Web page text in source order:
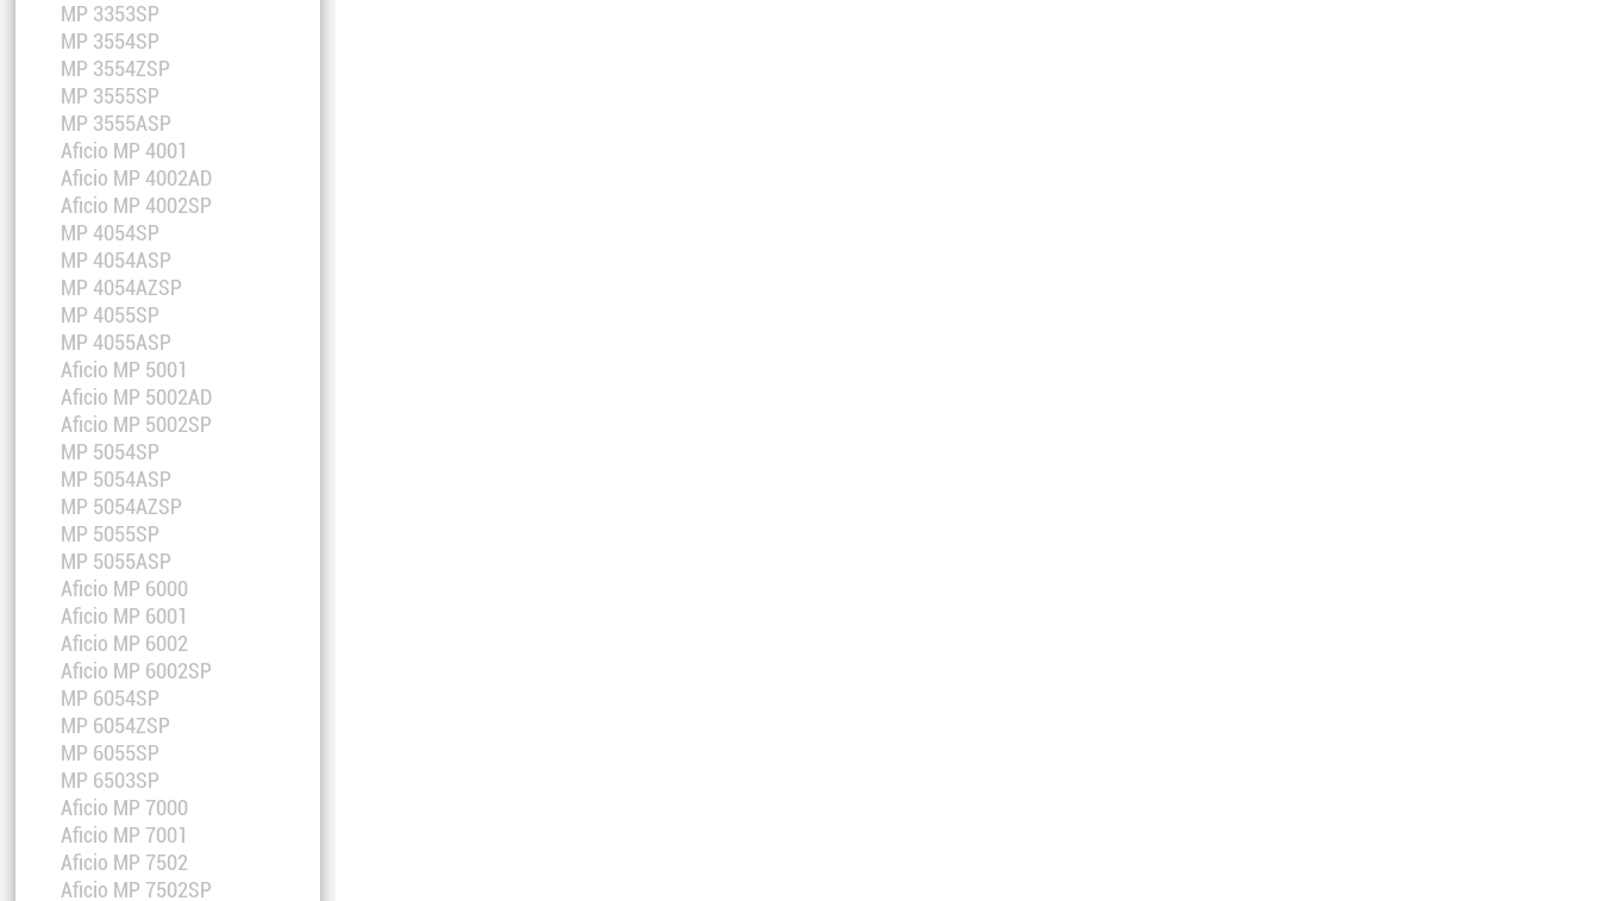
MP 3353SP
MP 3554SP
MP 3554ZSP
MP 3555SP
MP 3555ASP
Aficio MP 4001
Aficio MP 4002AD
Aficio MP 4002SP
MP 4054SP
MP 4054ASP
MP 4054AZSP
MP 4055SP
MP 4055ASP
Aficio MP 5001
Aficio MP 5002AD
Aficio MP 5002SP
MP 5054SP
MP 5054ASP
MP 5054AZSP
MP 5055SP
MP 5055ASP
Aficio MP 6000
Aficio MP 6001
Aficio MP 6002
Aficio MP 6002SP
MP 6054SP
MP 6054ZSP
MP 6055SP
MP 6503SP
Aficio MP 7000
Aficio MP 7001
Aficio MP 7502
Aficio MP 7502SP